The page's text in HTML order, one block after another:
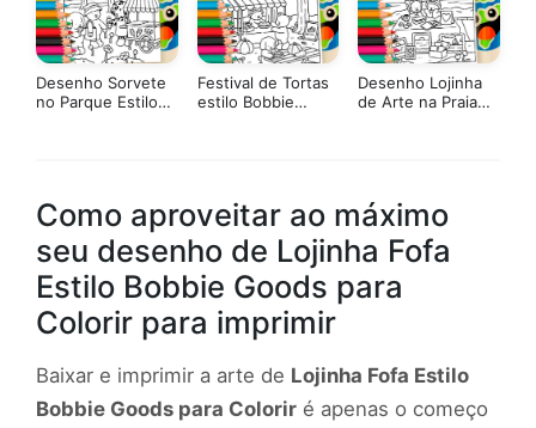
Pintar Online!
Desenho Sorvete
no Parque Estilo
Festival de Tortas
estilo Bobbie
Desenho Lojinha
de Arte na Praia
Como aproveitar ao máximo
seu desenho de Lojinha Fofa
Estilo Bobbie Goods para
Colorir para imprimir
Baixar e imprimir a arte de Lojinha Fofa Estilo
Bobbie Goods para Colorir é apenas o começo